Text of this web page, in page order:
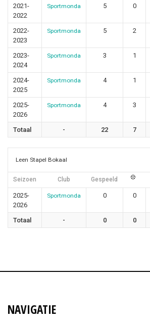
2021-
2022
Sportmonda 5 0
2022-
2023
Sportmonda 5 2
2023-
2024
Sportmonda 3 1
2024-
2025
Sportmonda 4 1
2025-
2026
Sportmonda 4 3
Totaal - 22 7
Leen Stapel Bokaal
Seizoen Club Gespeeld
2025-
2026
Sportmonda 0 0
Totaal - 0 0
NAVIGATIE